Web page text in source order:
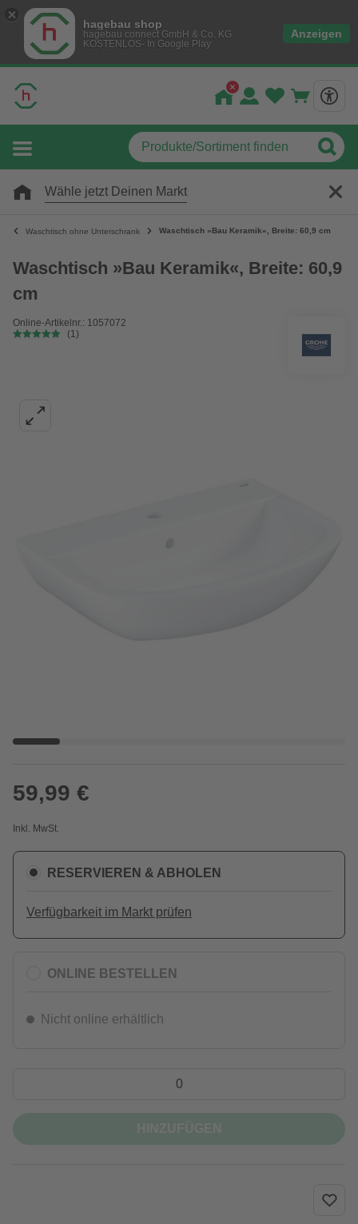
hagebau shop
hagebau connect GmbH & Co. KG
KOSTENLOS- In Google Play
Anzeigen
Wähle jetzt Deinen Markt
Waschtisch ohne Unterschrank Waschtisch »Bau Keramik«, Breite: 60,9 cm
Waschtisch »Bau Keramik«, Breite: 60,9
cm
Online-Artikelnr.: 1057072
(1)
59,99 €
Inkl. MwSt.
RESERVIEREN & ABHOLEN
Verfügbarkeit im Markt prüfen
ONLINE BESTELLEN
Nicht online erhältlich